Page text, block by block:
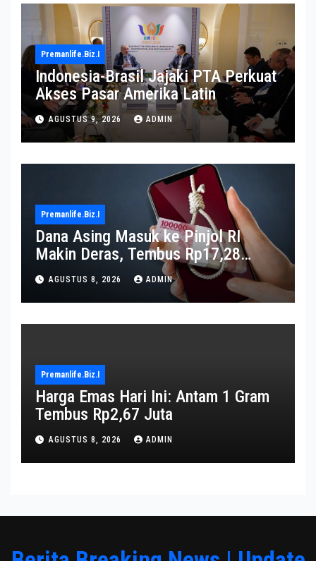
Premanlife.biz.i
Indonesia-Brasil Jajaki PTA Perkuat
Akses Pasar Amerika Latin
AGUSTUS 9, 2026 ADMIN
Premanlife.biz.i
Dana Asing Masuk ke Pinjol RI
Makin Deras, Tembus Rp17,28
Triliun per Juni 2026
AGUSTUS 8, 2026 ADMIN
Premanlife.biz.i
Harga Emas Hari Ini: Antam 1 Gram
Tembus Rp2,67 Juta
AGUSTUS 8, 2026 ADMIN